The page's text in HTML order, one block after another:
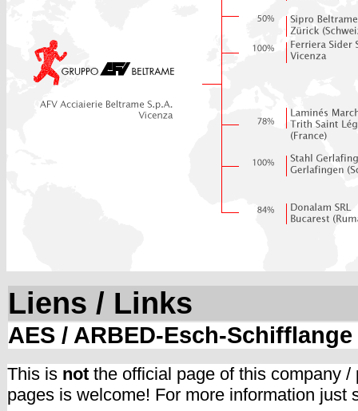
Liens / Links
AES / ARBED-Esch-Schifflange
This is not the official page of this company
pages is welcome! For more information just